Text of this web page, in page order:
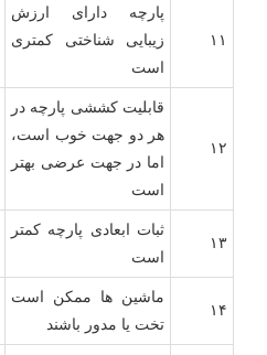
۱۱
پارچه دارای ارزش
زیبایی شناختی کمتری
است
۱۲
قابلیت کششی پارچه در
هر دو جهت خوب است،
اما در جهت عرضی بهتر
است
۱۳
ثبات ابعادی پارچه کمتر
است
۱۴
ماشین ها ممکن است
تخت یا مدور باشند